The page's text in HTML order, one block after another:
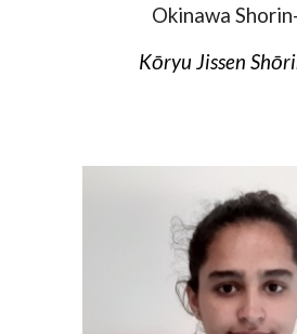
Okinawa
Kōryu Jissen